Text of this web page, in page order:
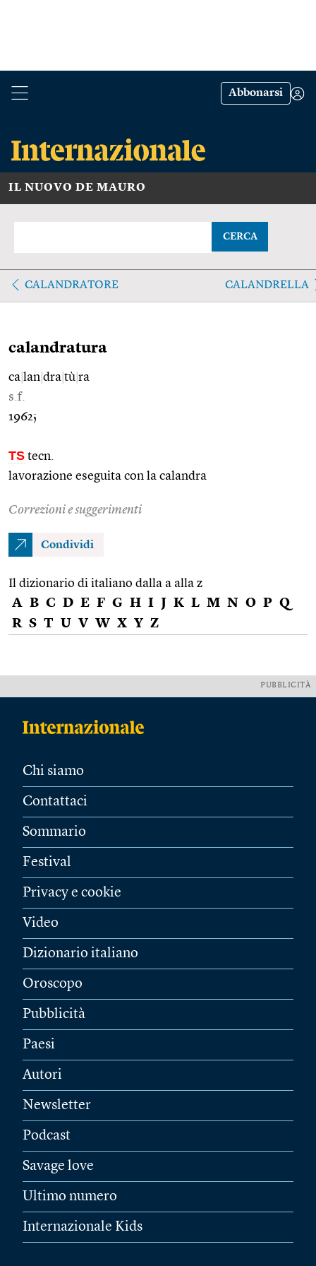
Abbonarsi
IL NUOVO DE MAURO
CERCA
CALANDRATORE CALANDRELLA
calandratura
ca lan dra tù ra
s.f.
1962;
TS tecn.
lavorazione eseguita con la calandra
Correzioni e suggerimenti
Condividi
Il dizionario di italiano dalla a alla z
A B C D E F G H I J K L M N O P Q
R S T U V W X Y Z
PUBBLICITÀ
Chi siamo
Contattaci
Sommario
Festival
Privacy e cookie
Video
Dizionario italiano
Oroscopo
Pubblicità
Paesi
Autori
Newsletter
Podcast
Savage love
Ultimo numero
Internazionale Kids